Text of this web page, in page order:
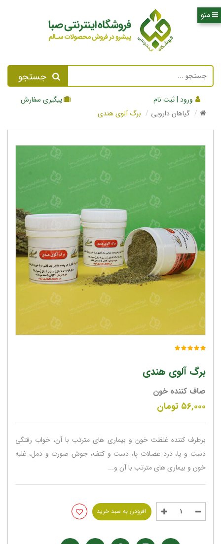
جستجو
ورود | ثبت نام
پیگیری سفارش
گیاهان دارویی
برگ آلوی هندی
برگ آلوی هندی
صاف کننده خون
۵۶,۰۰۰ تومان
برطرف کننده غلظت خون و بیماری های مترتب با آن، خواب رفتگی
دست و پا، درد عضلات پا، دست و کتف، جوش صورت و دمل، غلبه
خون و بیماری های مترتب با آن و...
افزودن به سبد خرید